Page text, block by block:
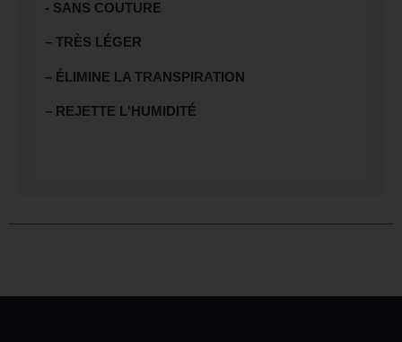
- SANS COUTURE
– TRÈS LÉGER
– ÉLIMINE LA TRANSPIRATION
– REJETTE L'HUMIDITÉ